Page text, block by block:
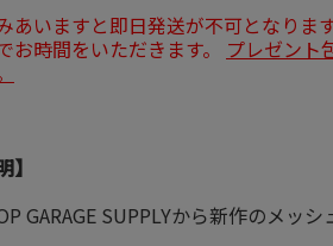
あいますと即日発送が不可となり
お時間をいただきます。 プレゼント
】
GARAGE SUPPLYから新作のメッ